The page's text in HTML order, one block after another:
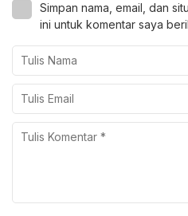
Simpan nama, email, dan
ini untuk komentar saya